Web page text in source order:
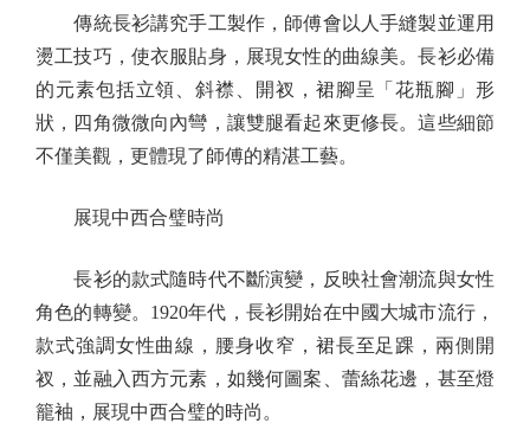
傳統長衫講究手工製作，師傅會以人手縫製並運用
燙工技巧，使衣服貼身，展現女性的曲線美。長衫必備
的元素包括立領、斜襟、開衩，裙腳呈「花瓶腳」形
狀，四角微微向內彎，讓雙腿看起來更修長。這些細節
不僅美觀，更體現了師傅的精湛工藝。
展現中西合璧時尚
長衫的款式隨時代不斷演變，反映社會潮流與女性
角色的轉變。1920年代，長衫開始在中國大城市流行，
款式強調女性曲線，腰身收窄，裙長至足踝，兩側開
衩，並融入西方元素，如幾何圖案、蕾絲花邊，甚至燈
籠袖，展現中西合璧的時尚。